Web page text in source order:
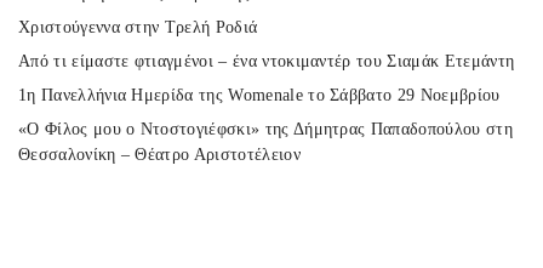
Χριστούγεννα στην Τρελή Ροδιά
Από τι είμαστε φτιαγμένοι – ένα ντοκιμαντέρ του Σιαμάκ Ετεμάντη
1η Πανελλήνια Ημερίδα της Womenale το Σάββατο 29 Νοεμβρίου
«Ο Φίλος μου ο Ντοστογιέφσκι» της Δήμητρας Παπαδοπούλου στη
Θεσσαλονίκη – Θέατρο Αριστοτέλειον